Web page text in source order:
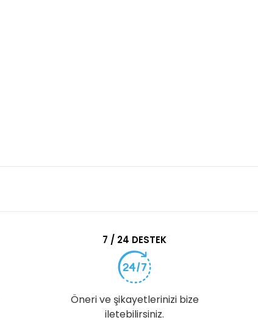
7 / 24 DESTEK
Öneri ve şikayetlerinizi bize
iletebilirsiniz.